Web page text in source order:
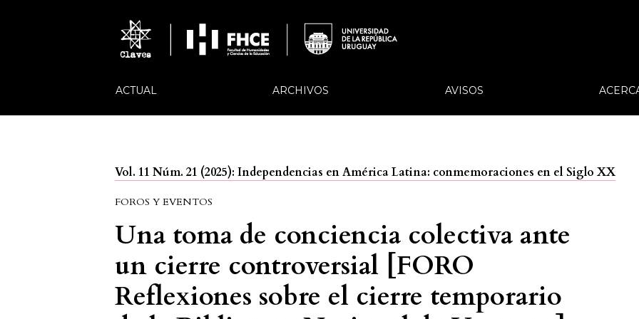
ACTUAL ARCHIVOS AVISOS
Vol. 11 Núm. 21 (2025): Independencias en América Latina: conmemoraciones en el Siglo XX
FOROS Y EVENTOS
Una toma de conciencia colectiva ante
un cierre controversial [FORO
Reflexiones sobre el cierre temporario